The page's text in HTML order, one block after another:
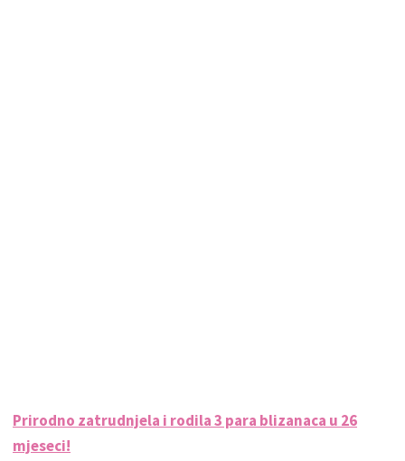
Prirodno zatrudnjela i rodila 3 para blizanaca u 26
mjeseci!